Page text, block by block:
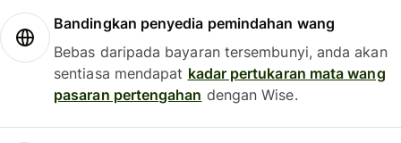
Bandingkan penyedia pemindahan wang
Bebas daripada bayaran tersembunyi, anda akan
sentiasa mendapat kadar pertukaran mata wang
pasaran pertengahan dengan Wise.